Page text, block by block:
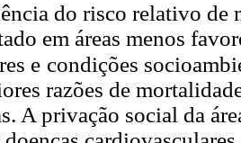
do risco relativo de
em áreas menos
e condições
razões de
A privação social da